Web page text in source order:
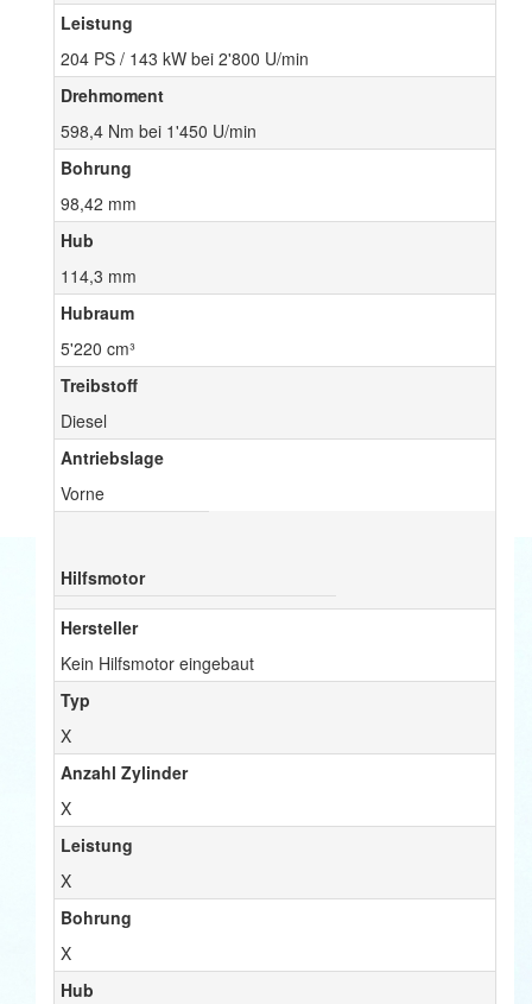
Leistung
204 PS / 143 kW bei 2'800 U/min
Drehmoment
598,4 Nm bei 1'450 U/min
Bohrung
98,42 mm
Hub
114,3 mm
Hubraum
5'220 cm³
Treibstoff
Diesel
Antriebslage
Vorne
Hilfsmotor
Hersteller
Kein Hilfsmotor eingebaut
Typ
X
Anzahl Zylinder
X
Leistung
X
Bohrung
X
Hub